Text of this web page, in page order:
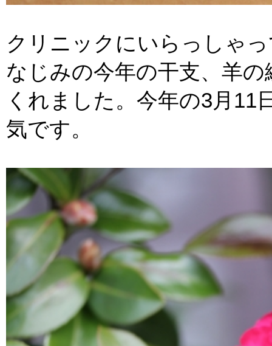
クリニックにいらっしゃ
なじみの今年の干支、羊
くれました。今年の3月11
気です。